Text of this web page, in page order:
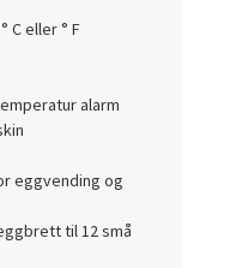
C eller ° F
alarm
eggvending og
til 12 små